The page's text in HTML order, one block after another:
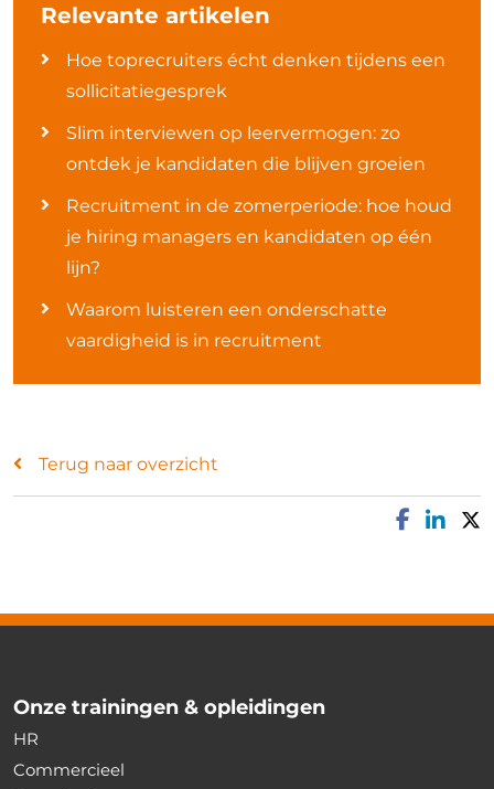
Relevante artikelen
Hoe toprecruiters écht denken tijdens een
sollicitatiegesprek
Slim interviewen op leervermogen: zo
ontdek je kandidaten die blijven groeien
Recruitment in de zomerperiode: hoe houd
je hiring managers en kandidaten op één
lijn?
Waarom luisteren een onderschatte
vaardigheid is in recruitment
Terug naar overzicht
Onze trainingen & opleidingen
HR
Commercieel